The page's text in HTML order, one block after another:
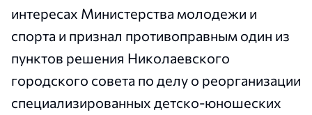
интересах Министерства молодежи и
спорта и признал противоправным один из
пунктов решения Николаевского
городского совета по делу о реорганизации
специализированных детско-юношеских